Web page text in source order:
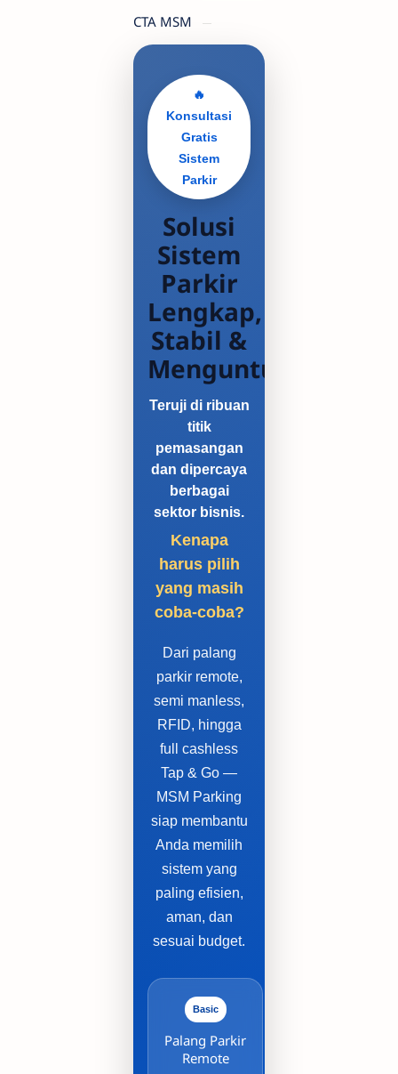
CTA MSM
🔥
Konsultasi
Gratis
Sistem
Parkir
Solusi
Sistem
Parkir
Lengkap,
Stabil &
Menguntungkan
Teruji di ribuan
titik
pemasangan
dan dipercaya
berbagai
sektor bisnis.
Kenapa
harus pilih
yang masih
coba-coba?
Dari palang
parkir remote,
semi manless,
RFID, hingga
full cashless
Tap & Go —
MSM Parking
siap membantu
Anda memilih
sistem yang
paling efisien,
aman, dan
sesuai budget.
Basic
Palang Parkir
Remote